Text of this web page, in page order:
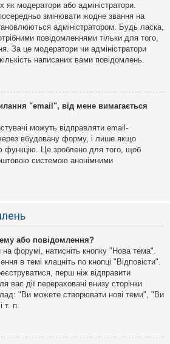
як модератори або адміністратори.
змінювати жодне звання на
адміністратором. Будь ласка,
повідомленнями тільки для того,
За це модератори чи адміністратори
написаних вами повідомлень.
"email", від мене вимагається
можуть відправляти email-
вбудовану форму, і лише якщо
функцію. Це зроблено для того, щоб
системою анонімними
або повідомлення?
форумі, натисніть кнопку "Нова тема".
в темі клацніть по кнопці "Відповісти".
перш ніж відправити
вас дії перераховані внизу сторінки
"Ви можете створювати нові теми", "Ви
т. п.